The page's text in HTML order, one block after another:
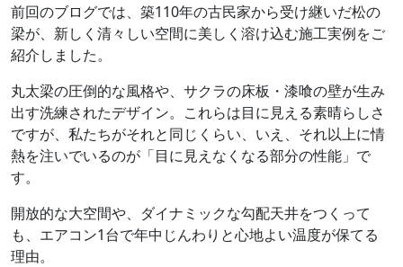
前回のブログでは、築110年の古民家から受け継いだ松の
梁が、新しく清々しい空間に美しく溶け込む施工実例をご
紹介しました。
丸太梁の圧倒的な風格や、サクラの床板・漆喰の壁が生み
出す洗練されたデザイン。これらは目に見える素晴らしさ
ですが、私たちがそれと同じくらい、いえ、それ以上に情
熱を注いでいるのが「目に見えなくなる部分の性能」で
す。
開放的な大空間や、ダイナミックな勾配天井をつくって
も、エアコン1台で年中じんわりと心地よい温度が保てる
理由。